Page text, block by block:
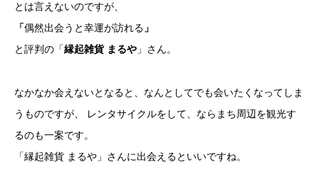
とは言えないのですが、
「偶然出会うと幸運が訪れる 」
と評判の「縁起雑貨 まるや 」さん。
なかなか会えないとなると、なんとしてでも会いたくなってしま
うものですが、 レンタサイクルをして、ならまち周辺を観光す
るのも一案です。
「縁起雑貨 まるや」さんに出会えるといいですね。